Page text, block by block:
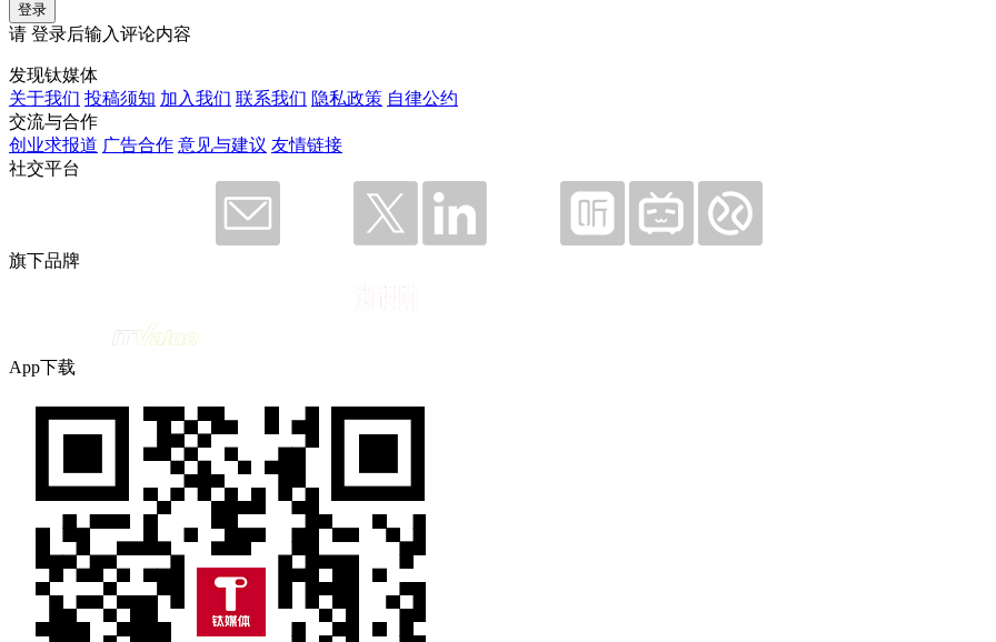
登录
请 登录后输入评论内容
发现钛媒体
关于我们 投稿须知 加入我们 联系我们 隐私政策 自律公约
交流与合作
创业求报道 广告合作 意见与建议 友情链接
社交平台
旗下品牌
App下载